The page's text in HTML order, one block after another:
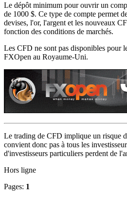
Le dépôt minimum pour ouvrir un
de 1000 $. Ce type de compte permet
devises, l'or, l'argent et les nouveaux
fonction des conditions de marchés.
Les CFD ne sont pas disponibles pour
FXOpen au Royaume-Uni.
Le trading de CFD implique un risque
convient donc pas à tous les
d'investisseurs particuliers perdent de
Hors ligne
Pages: 1